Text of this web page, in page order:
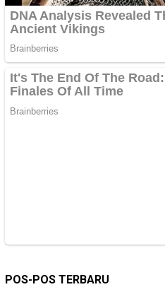
POS-POS TERBARU